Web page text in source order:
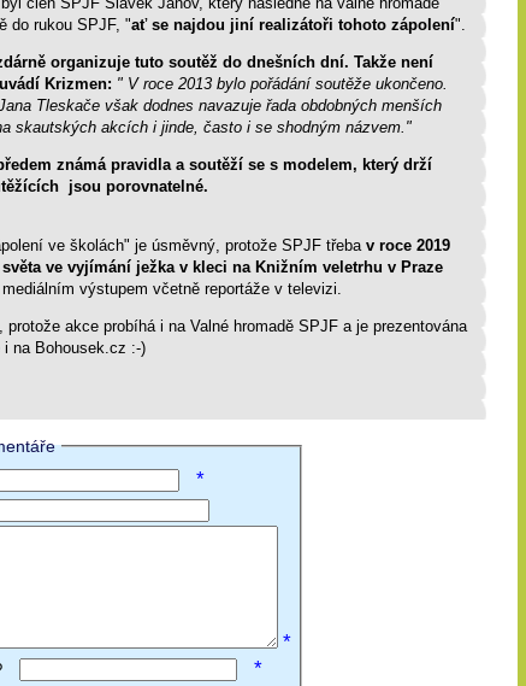
do rukou SPJF, "ať se najdou jiní realizátoři tohoto zápolení".
organizuje tuto soutěž do dnešních dní. Takže není
Krizmen: " V roce 2013 bylo pořádání soutěže ukončeno.
Tleskače však dodnes navazuje řada obdobných menších
skautských akcích i jinde, často i se shodným názvem."
známá pravidla a soutěží se s modelem, který drží
jsou porovnatelné.
ve školách" je úsměvný, protože SPJF třeba v roce 2019
ve vyjímání ježka v kleci na Knižním veletrhu v Praze
výstupem včetně reportáže v televizi.
akce probíhá i na Valné hromadě SPJF a je prezentována
na Bohousek.cz :-)
*
*
*